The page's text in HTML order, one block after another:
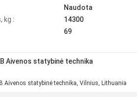
Naudota
kg :
14300
69
Aivenos statybinė technika
Aivenos statybinė technika, Vilnius, Lithuania